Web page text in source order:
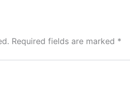
Required fields are marked *